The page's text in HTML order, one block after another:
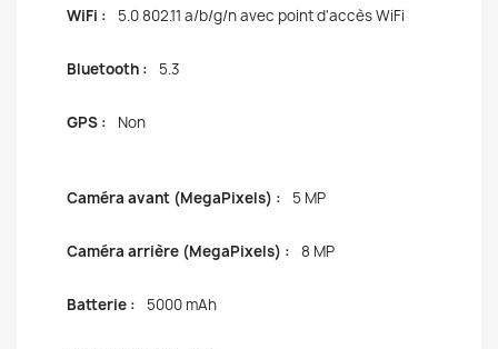
WiFi : 5.0 802.11 a/b/g/n avec point d'accès WiFi
Bluetooth : 5.3
GPS : Non
Caméra avant (MegaPixels) : 5 MP
Caméra arrière (MegaPixels) : 8 MP
Batterie : 5000 mAh